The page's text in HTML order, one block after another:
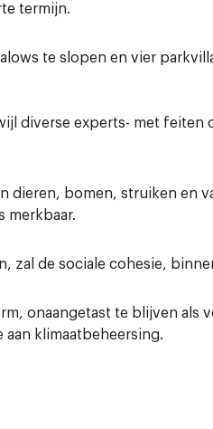
termijn.
te slopen en vier
diverse experts- met
bomen, struiken en
merkbaar.
zal de sociale cohesie,
onaangetast te blijven
klimaatbeheersing.